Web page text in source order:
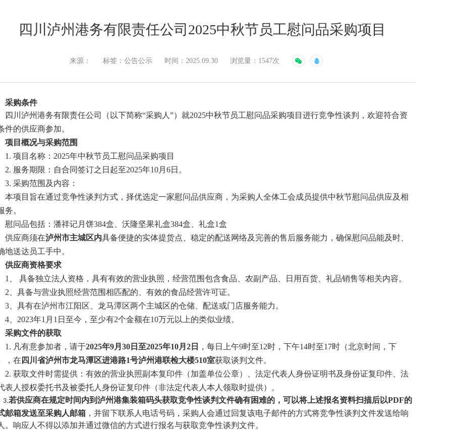
四川泸州港务有限责任公司2025中秋节员工慰问品采购项目
来源： 标签：公告公示 时间：2025.09.30 浏览量：1547次
采购条件
四 川泸州港务有限责任公司（以下简称“采购人”）就2025中秋节员工慰问品采购项目进行竞争性谈判
，欢迎符合资
件的供应商参加。
项目概况与采购范围
1. 项目名称：2025年中秋节员工慰问品采购项目
2. 服务期限：自合同签订之日起至2025年10月6日。
3. 采购范围及内容：
本项目旨在通过竞争性谈判方式，择优选定一家慰问品供应商，为采购人全体工会成员提供中秋节慰问品供应及相
务。
慰问品包括：潘祥记月饼384盒 、沃隆坚果礼盒384盒 、礼盒1盒
供应商须在泸州市主城区内具备便捷的实体提货点、稳定的配送网络及完善的售后服务能力，确保慰问品能及时、
地送达员工手中。
供应商资格要求
1
具备独立法人资格，具有有效的营业执照，经营范围包含食品、农副产品、日用百货、礼品销售等相关内容。
2、具备与营业执照经营范围相匹配的、有效的食品经营许可证。
3、具有在泸州市江阳区、龙马潭区两个主城区的仓储、配送或门店服务能力。
4、2023年1月1日至今，至少有2个金额在10万元以上的类似业绩。
采购文件的获取
1. 凡有意参加者，请于2025年9月30 日至2025年10月2 日 ，每日上午9时至12时，下午14时至17时（北京时间，下
，在 四川省泸州市龙马潭区进港路1号泸州港联检大楼510室获取谈判文件。
2. 获取文件时需提供：有效的营业执照副本复印件（加盖单位公章）、法定代表人身份证明书及身份证复印件、法
表人授权委托书及被委托人身份证复印件（非法定代表人本人领取时提供）。
3.若供应商在规定时间内到泸州港集装箱码头获取竞争性谈判文件确有困难的，可以将上述报名资料扫描后以PDF的
邮箱发送至采购人邮箱 ，并留下联系人电话号码 ，采购人会通过回复该电子邮件的方式将竞争性谈判文件发送给响
。 响应 人不得以添加并通过微信的方式进行报名与获取竞争性谈判文件。